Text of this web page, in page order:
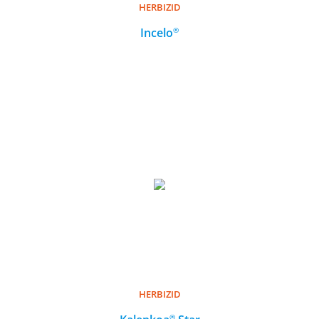
HERBIZID
Incelo®
HERBIZID
Incelo®
HERBIZID
®
HERBIZID
®